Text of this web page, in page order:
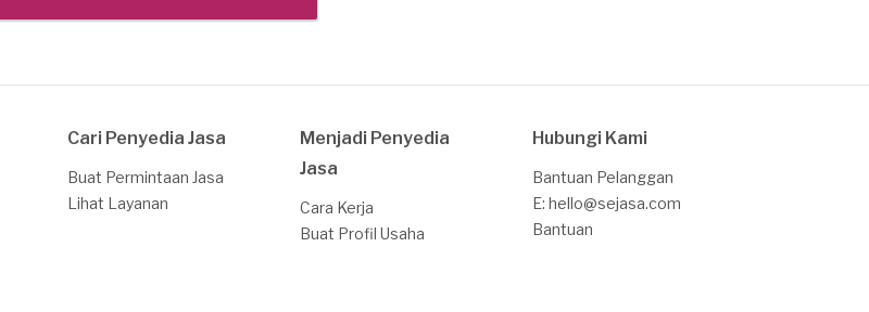
Cari Penyedia Jasa
Buat Permintaan Jasa
Lihat Layanan
Menjadi Penyedia
Jasa
Cara Kerja
Buat Profil Usaha
Hubungi Kami
Bantuan Pelanggan
E: hello@sejasa.com
Bantuan